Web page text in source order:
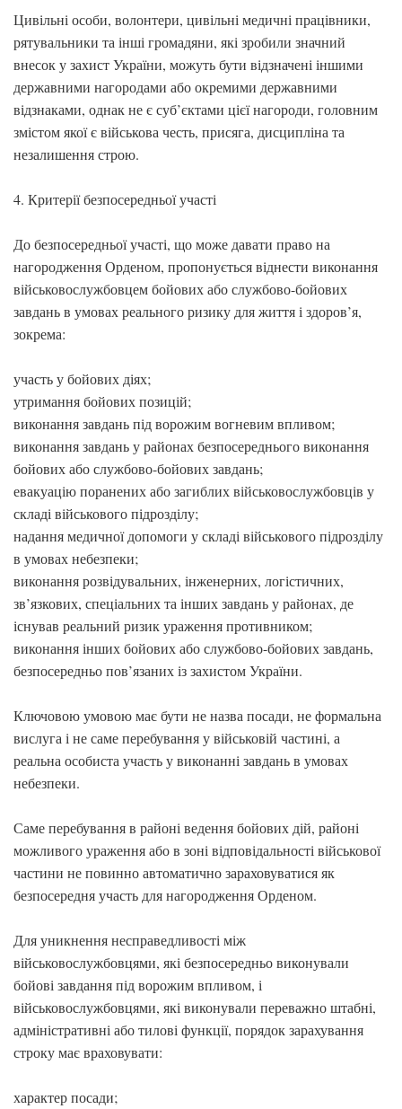
Цивільні особи, волонтери, цивільні медичні працівники,
рятувальники та інші громадяни, які зробили значний
внесок у захист України, можуть бути відзначені іншими
державними нагородами або окремими державними
відзнаками, однак не є суб’єктами цієї нагороди, головним
змістом якої є військова честь, присяга, дисципліна та
незалишення строю.
4. Критерії безпосередньої участі
До безпосередньої участі, що може давати право на
нагородження Орденом, пропонується віднести виконання
військовослужбовцем бойових або службово-бойових
завдань в умовах реального ризику для життя і здоров’я,
зокрема:
участь у бойових діях;
утримання бойових позицій;
виконання завдань під ворожим вогневим впливом;
виконання завдань у районах безпосереднього виконання
бойових або службово-бойових завдань;
евакуацію поранених або загиблих військовослужбовців у
складі військового підрозділу;
надання медичної допомоги у складі військового підрозділу
в умовах небезпеки;
виконання розвідувальних, інженерних, логістичних,
зв’язкових, спеціальних та інших завдань у районах, де
існував реальний ризик ураження противником;
виконання інших бойових або службово-бойових завдань,
безпосередньо пов’язаних із захистом України.
Ключовою умовою має бути не назва посади, не формальна
вислуга і не саме перебування у військовій частині, а
реальна особиста участь у виконанні завдань в умовах
небезпеки.
Саме перебування в районі ведення бойових дій, районі
можливого ураження або в зоні відповідальності військової
частини не повинно автоматично зараховуватися як
безпосередня участь для нагородження Орденом.
Для уникнення несправедливості між
військовослужбовцями, які безпосередньо виконували
бойові завдання під ворожим впливом, і
військовослужбовцями, які виконували переважно штабні,
адміністративні або тилові функції, порядок зарахування
строку має враховувати:
характер посади;